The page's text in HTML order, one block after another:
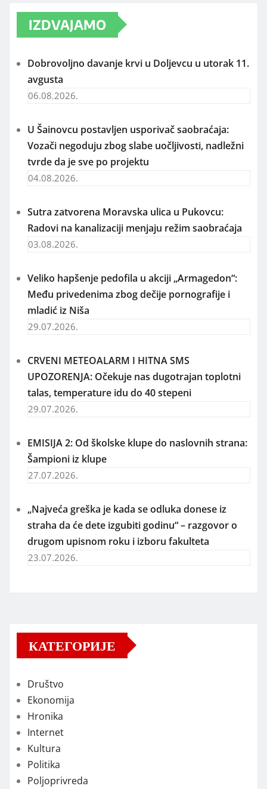
IZDVAJAMO
Dobrovoljno davanje krvi u Doljevcu u utorak 11.
avgusta
06.08.2026.
U Šainovcu postavljen usporivač saobraćaja:
Vozači negoduju zbog slabe uočljivosti, nadležni
tvrde da je sve po projektu
04.08.2026.
Sutra zatvorena Moravska ulica u Pukovcu:
Radovi na kanalizaciji menjaju režim saobraćaja
03.08.2026.
Veliko hapšenje pedofila u akciji „Armagedon“:
Među privedenima zbog dečije pornografije i
mladić iz Niša
29.07.2026.
CRVENI METEOALARM I HITNA SMS
UPOZORENJA: Očekuje nas dugotrajan toplotni
talas, temperature idu do 40 stepeni
29.07.2026.
EMISIJA 2: Od školske klupe do naslovnih strana:
Šampioni iz klupe
27.07.2026.
„Najveća greška je kada se odluka donese iz
straha da će dete izgubiti godinu“ – razgovor o
drugom upisnom roku i izboru fakulteta
23.07.2026.
КАТЕГОРИЈЕ
Društvo
Ekonomija
Hronika
Internet
Kultura
Politika
Poljoprivreda